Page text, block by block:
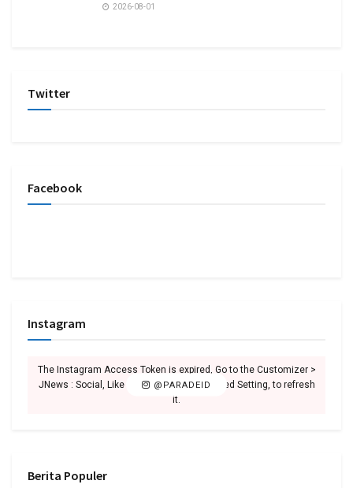
2026-08-01
Twitter
Facebook
Instagram
@PARADEID
The Instagram Access Token is expired, Go to the Customizer >
JNews : Social, Like & View > Instagram Feed Setting, to refresh
it.
Berita Populer